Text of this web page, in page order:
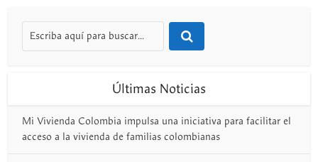
Últimas Noticias
Mi Vivienda Colombia impulsa una iniciativa para facilitar el
acceso a la vivienda de familias colombianas